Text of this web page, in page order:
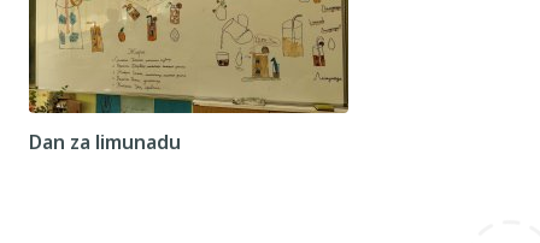
Dan za limunadu